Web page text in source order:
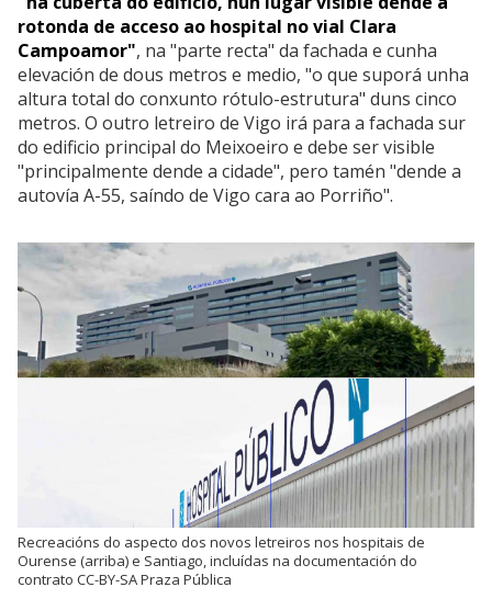
rotonda de acceso ao hospital no vial Clara
Campoamor", na "parte recta" da fachada e cunha
elevación de dous metros e medio, "o que suporá unha
altura total do conxunto rótulo-estrutura" duns cinco
metros. O outro letreiro de Vigo irá para a fachada sur
do edificio principal do Meixoeiro e debe ser visible
"principalmente dende a cidade", pero tamén "dende a
autovía A-55, saíndo de Vigo cara ao Porriño".
Recreacións do aspecto dos novos letreiros nos hospitais de
Ourense (arriba) e Santiago, incluídas na documentación do
contrato CC-BY-SA Praza Pública